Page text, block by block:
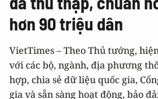
hơn 90 triệu dân
VietTimes – Theo Thủ tướng,
với các bộ, ngành, địa phương
hợp, chia sẻ dữ liệu quốc gia,
gia và sẵn sàng hoạt động, bảo